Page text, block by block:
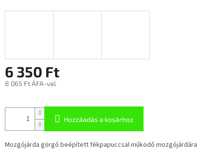
6 350 Ft
8 065 Ft ÁFA-val
Hozzáadás a kosárhoz
Mozgójárda görgő beépített fékpapuccsal működő mozgójárdára